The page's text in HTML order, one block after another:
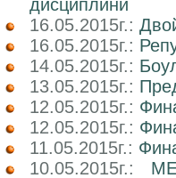
дисциплини
16.05.2015г.:
16.05.2015г.:
14.05.2015г.:
13.05.2015г.:
12.05.2015г.:
12.05.2015г.:
11.05.2015г.:
10.05.2015г.: